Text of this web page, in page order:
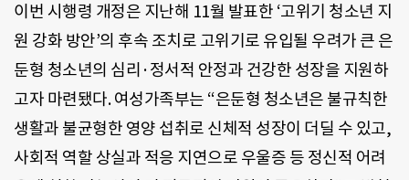
이번 시행령 개정은 지난해 11월 발표한 ‘고위기 청소년 지
원 강화 방안’의 후속 조치로 고위기로 유입될 우려가 큰 은
둔형 청소년의 심리·정서적 안정과 건강한 성장을 지원하
고자 마련됐다. 여성가족부는 “은둔형 청소년은 불규칙한
생활과 불균형한 영양 섭취로 신체적 성장이 더딜 수 있고,
사회적 역할 상실과 적응 지연으로 우울증 등 정신적 어려